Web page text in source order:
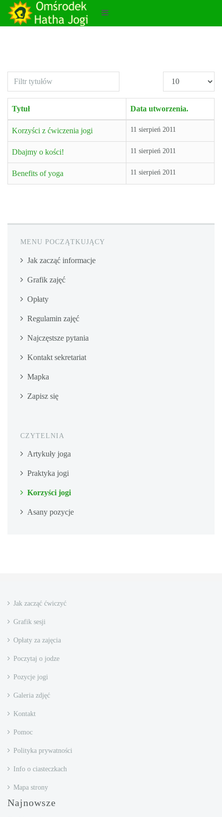
Filtr
tytułów
Pokaż
#
Tytuł Data utworzenia.
Korzyści z ćwiczenia jogi 11 sierpień 2011
Dbajmy o kości! 11 sierpień 2011
Benefits of yoga 11 sierpień 2011
MENU POCZĄTKUJĄCY
Jak zacząć informacje
Grafik zajęć
Opłaty
Regulamin zajęć
Najczęstsze pytania
Kontakt sekretariat
Mapka
Zapisz się
CZYTELNIA
Artykuły joga
Praktyka jogi
Korzyści jogi
Asany pozycje
Jak zacząć ćwiczyć
Grafik sesji
Opłaty za zajęcia
Poczytaj o jodze
Pozycje jogi
Galeria zdjęć
Kontakt
Pomoc
Polityka prywatności
Info o ciasteczkach
Mapa strony
Najnowsze